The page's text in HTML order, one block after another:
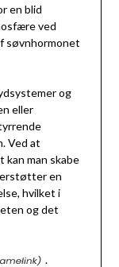
en blid
ved
søvnhormonet
og
eller
Ved at
man skabe
en
hvilket i
og det
.